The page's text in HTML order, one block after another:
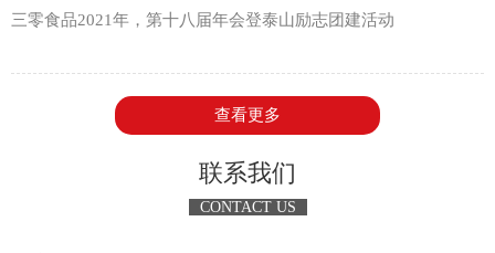
双方围绕淡水水产开发、大健康食谱研发、鱼头鱼肉综合利用等
+美味”的健康食品新形态。
一个清晰蓝图：从实验室到餐桌的“健康链路”
这场交流会不只是“聊想法”，更拿出了实打实的合作计划。
三零食品2021年，第十八届年会登泰山励志团建活动
查看更多
联系我们
CONTACT US